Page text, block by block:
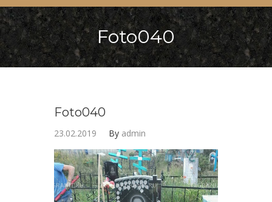
Найти:
Foto040
Foto040
23.02.2019 By admin